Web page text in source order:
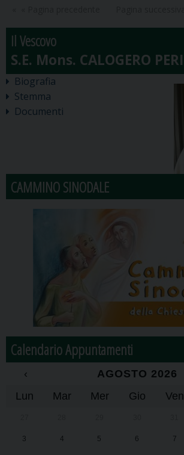
Il Vescovo
Biografia
Stemma
Documenti
CAMMINO SINODALE
Calendario Appuntamenti
‹ AGOSTO 2026
Lun
Mar Mer Gio Ven
3 4 5 6 7